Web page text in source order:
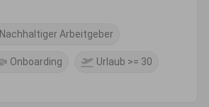
Nachhaltiger Arbeitgeber
Onboarding Urlaub >= 30